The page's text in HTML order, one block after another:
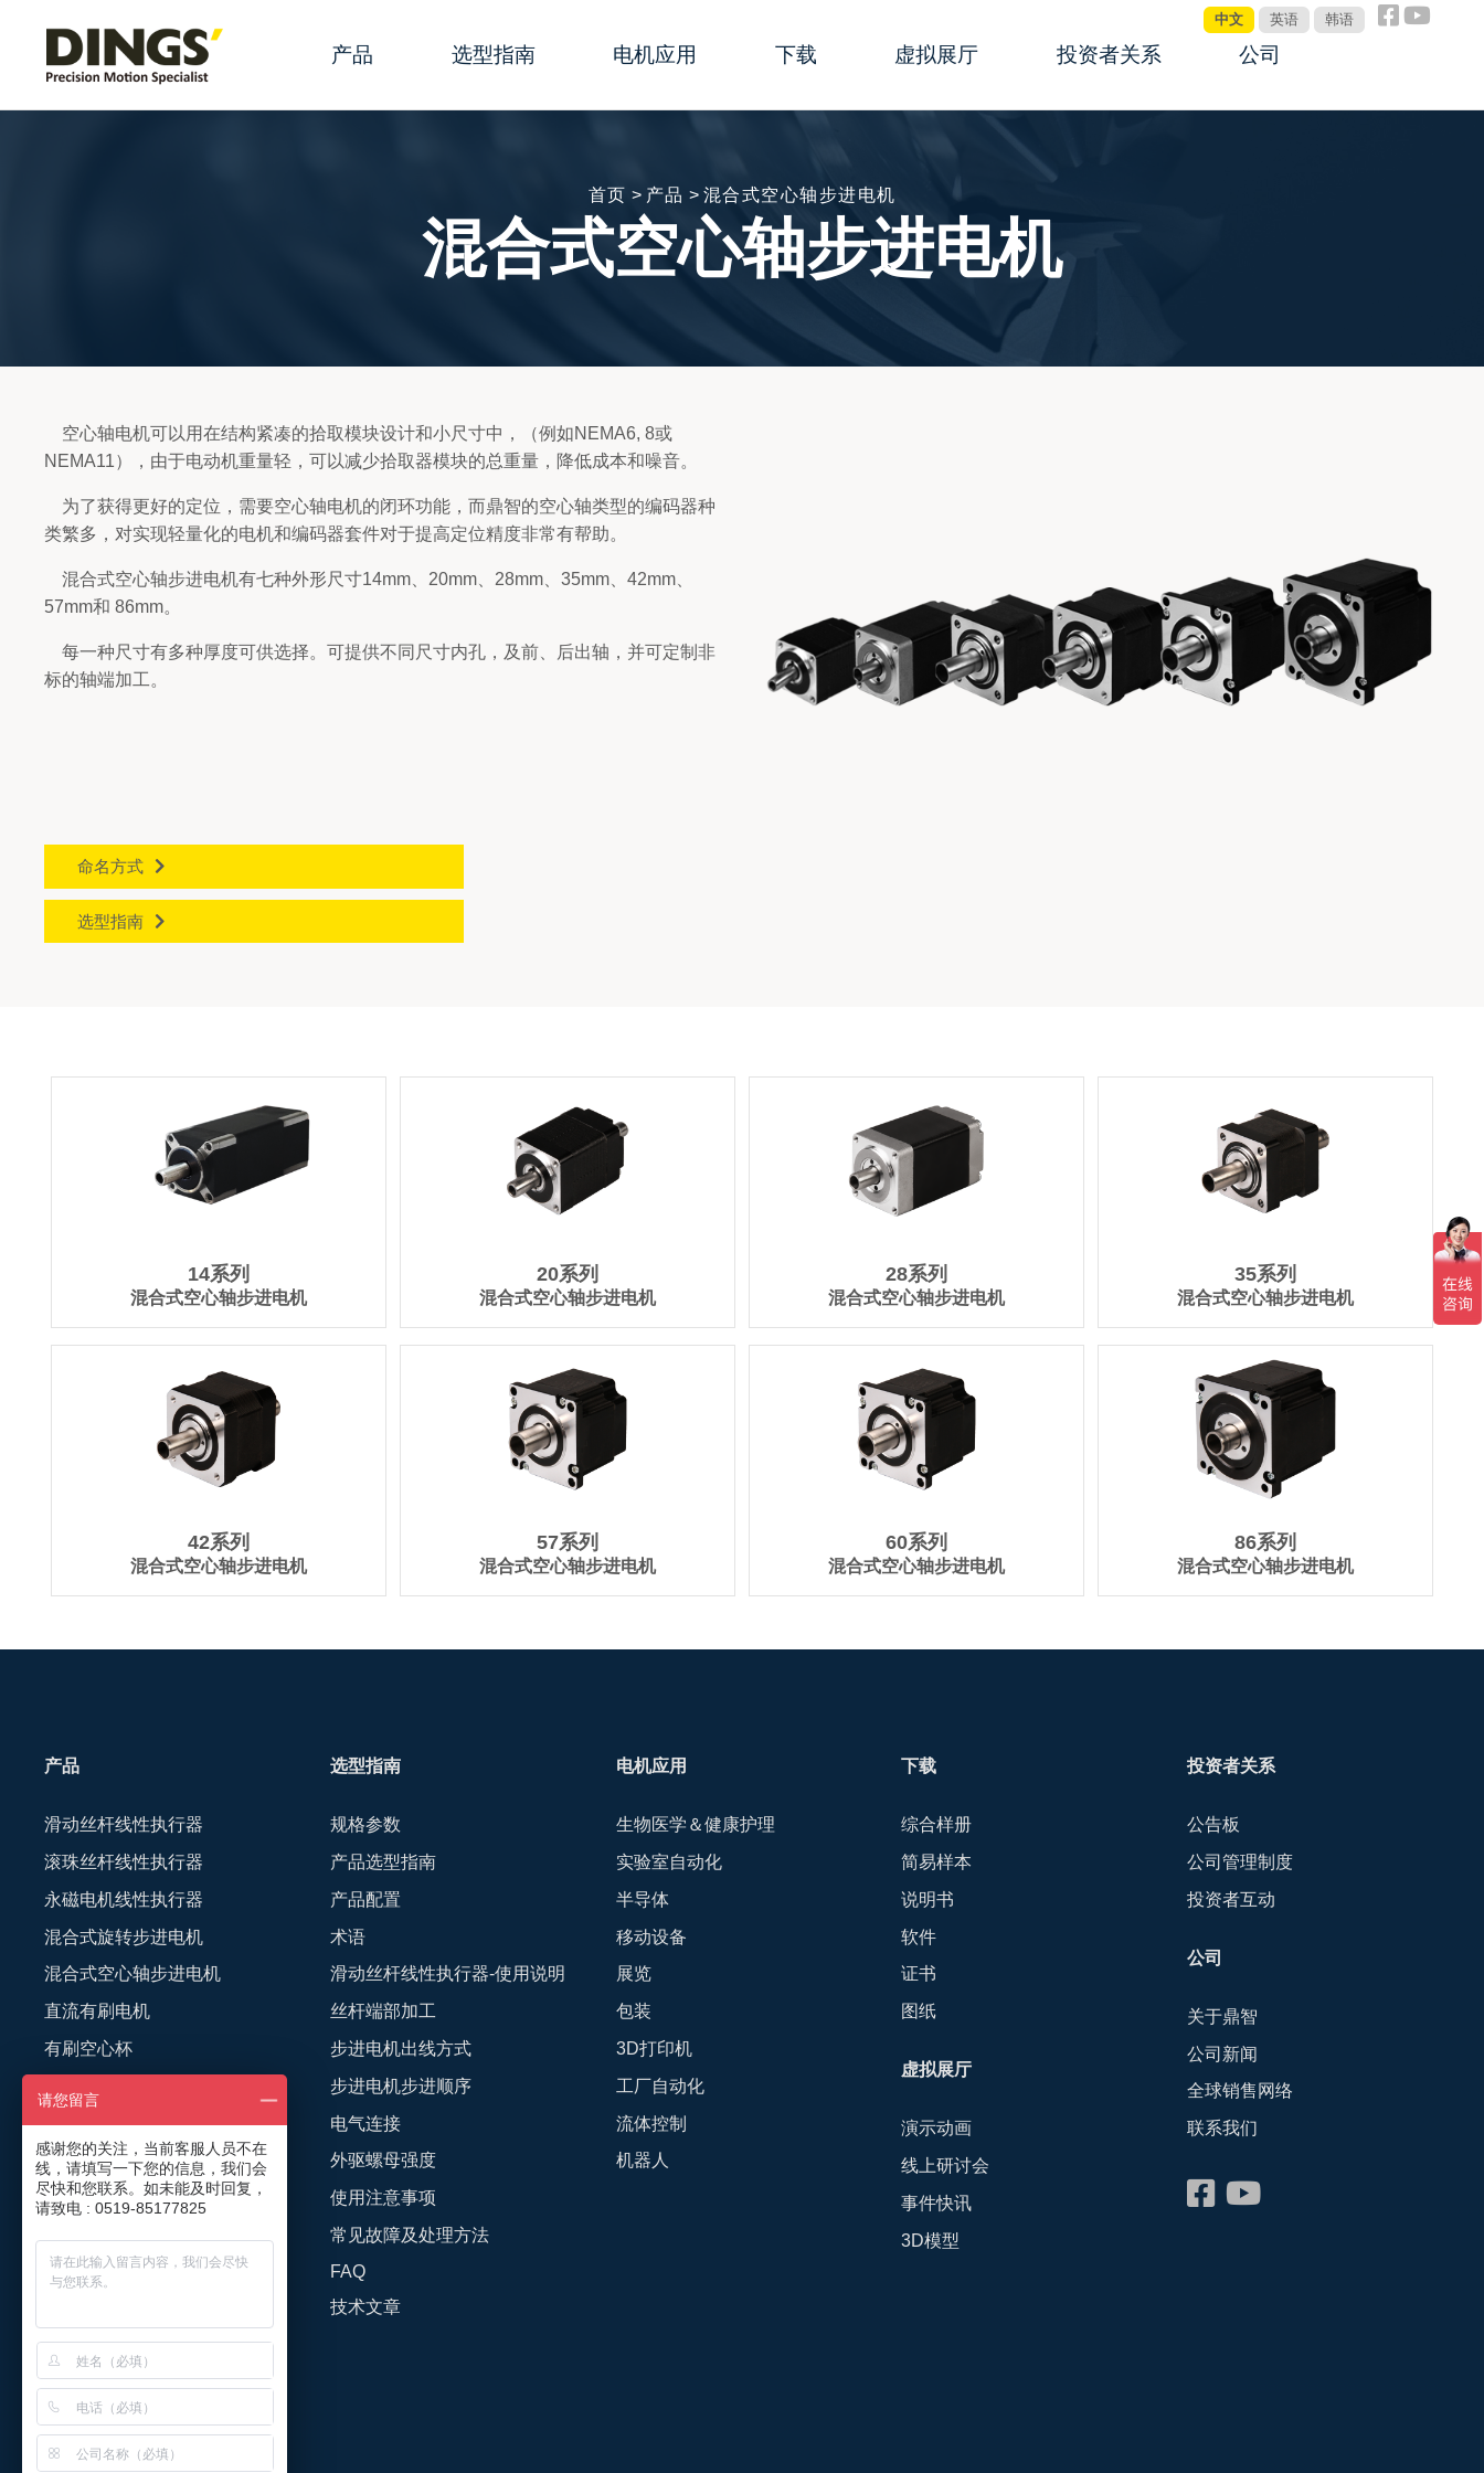
产品
永磁电机线性执行器
有刷空心杯
直流无刷电机
无刷空心杯
简易模组
选型指南
产品配置
步进电机出线方式
步进电机步进顺序
电气连接
使用注意事项
电机应用
实验室自动化
半导体
3D打印机
工厂自动化
流体控制
下载
简易样本
说明书
虚拟展厅
线上研讨会
事件快讯
投资者关系
公司管理制度
公司
中文 英语 韩语
首页 > 产品 > 混合式空心轴步进电机
混合式空心轴步进电机
空心轴电机可以用在结构紧凑的拾取模块设计和小尺寸中，（例如NEMA6, 8或
NEMA11），由于电动机重量轻，可以减少拾取器模块的总重量，降低成本和噪音。
为了获得更好的定位，需要空心轴电机的闭环功能，而鼎智的空心轴类型的编码器种
类繁多，对实现轻量化的电机和编码器套件对于提高定位精度非常有帮助。
混合式空心轴步进电机有七种外形尺寸14mm、20mm、28mm、35mm、42mm、
57mm和 86mm。
每一种尺寸有多种厚度可供选择。可提供不同尺寸内孔，及前、后出轴，并可定制非
标的轴端加工。
命名方式
选型指南
14系列
混合式空心轴步进电机
20系列
混合式空心轴步进电机
28系列
混合式空心轴步进电机
35系列
混合式空心轴步进电机
42系列
混合式空心轴步进电机
57系列
混合式空心轴步进电机
60系列
混合式空心轴步进电机
86系列
混合式空心轴步进电机
产品
滑动丝杆线性执行器
滚珠丝杆线性执行器
永磁电机线性执行器
混合式旋转步进电机
混合式空心轴步进电机
直流有刷电机
有刷空心杯
无刷空心杯
无框力矩电机
简易模组
音圈电机
客户化定制
选型指南
规格参数
产品选型指南
产品配置
术语
滑动丝杆线性执行器-使用说明
丝杆端部加工
步进电机出线方式
步进电机步进顺序
电气连接
外驱螺母强度
使用注意事项
常见故障及处理方法
FAQ
技术文章
电机应用
生物医学＆健康护理
实验室自动化
半导体
移动设备
展览
包装
3D打印机
工厂自动化
流体控制
机器人
下载
综合样册
简易样本
说明书
软件
证书
图纸
虚拟展厅
演示动画
线上研讨会
事件快讯
3D模型
投资者关系
公告板
公司管理制度
投资者互动
公司
关于鼎智
公司新闻
全球销售网络
联系我们
请您留言
感谢您的关注，当前客服人员不在
线，请填写一下您的信息，我们会
尽快和您联系。如未能及时回复，
请致电 : 0519-85177825